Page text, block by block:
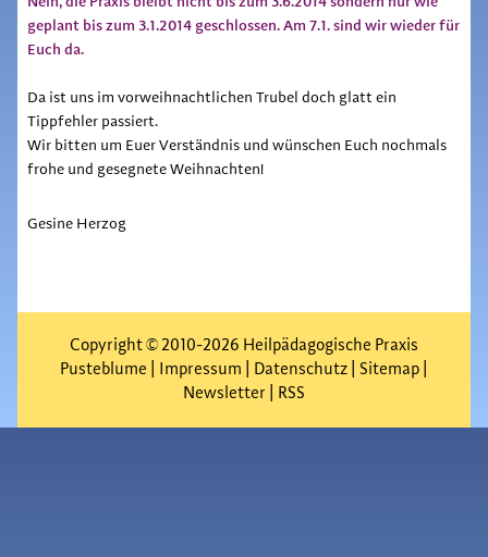
geplant bis zum 3.1.2014 geschlossen. Am 7.1. sind wir wieder für
Euch da.
Da ist uns im vorweihnachtlichen Trubel doch glatt ein
Tippfehler passiert.
Wir bitten um Euer Verständnis und wünschen Euch nochmals
frohe und gesegnete Weihnachten!
Gesine Herzog
Copyright © 2010-2026 Heilpädagogische Praxis
Pusteblume | Impressum Datenschutz Sitemap
Newsletter
RSS